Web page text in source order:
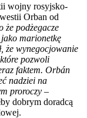
wojny rosyjsko-
Orban od
że podżegacze
marionetkę
że wynegocjowanie
pozwoli
faktem. Orbán
nadziei na
proroczy –
dobrym doradcą